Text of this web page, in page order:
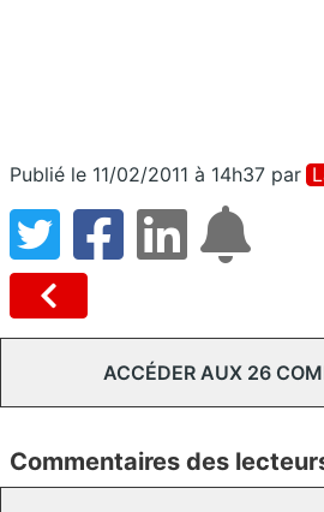
Publié le 11/02/2011 à 14h37 par
ACCÉDER AUX 26
Commentaires des